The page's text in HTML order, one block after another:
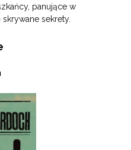
panujące w
sekrety.